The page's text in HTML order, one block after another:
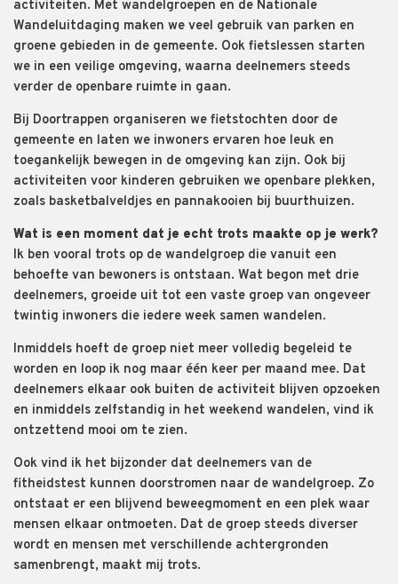
activiteiten. Met wandelgroepen en de Nationale
Wandeluitdaging maken we veel gebruik van parken en
groene gebieden in de gemeente. Ook fietslessen starten
we in een veilige omgeving, waarna deelnemers steeds
verder de openbare ruimte in gaan.
Bij Doortrappen organiseren we fietstochten door de
gemeente en laten we inwoners ervaren hoe leuk en
toegankelijk bewegen in de omgeving kan zijn. Ook bij
activiteiten voor kinderen gebruiken we openbare plekken,
zoals basketbalveldjes en pannakooien bij buurthuizen.
Wat is een moment dat je echt trots maakte op je werk?
Ik ben vooral trots op de wandelgroep die vanuit een
behoefte van bewoners is ontstaan. Wat begon met drie
deelnemers, groeide uit tot een vaste groep van ongeveer
twintig inwoners die iedere week samen wandelen.
Inmiddels hoeft de groep niet meer volledig begeleid te
worden en loop ik nog maar één keer per maand mee. Dat
deelnemers elkaar ook buiten de activiteit blijven opzoeken
en inmiddels zelfstandig in het weekend wandelen, vind ik
ontzettend mooi om te zien.
Ook vind ik het bijzonder dat deelnemers van de
fitheidstest kunnen doorstromen naar de wandelgroep. Zo
ontstaat er een blijvend beweegmoment en een plek waar
mensen elkaar ontmoeten. Dat de groep steeds diverser
wordt en mensen met verschillende achtergronden
samenbrengt, maakt mij trots.